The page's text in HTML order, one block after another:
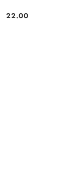
Cena:
22.00